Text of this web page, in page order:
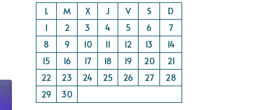
L M X J V S
D
1
2 3 4 5 6
7
8
9 10 11 12 13
14
15
16 17 18 19 20
21
22
23 24 25 26 27
28
29
30